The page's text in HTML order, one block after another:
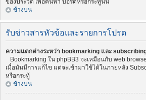
ของประวัติ เพื่อค้นหา บอร์ดหรือกระทู้นั้น
ข้างบน
รับข่าวสารหัวข้อและรายการโปรด
ความแตกต่างระหว่า bookmarking และ
Bookmarking ใน phpBB3 จะเหมือนกับ web
เมื่อมันมีการแก้ไข แต่จะเข้ามาใช้ได้ในภายหลัง
หรือกระทู้
ข้างบน